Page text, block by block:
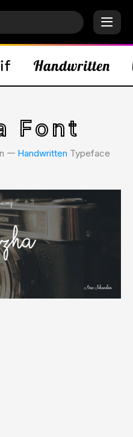
Font
𑁋 Handwritten Typeface